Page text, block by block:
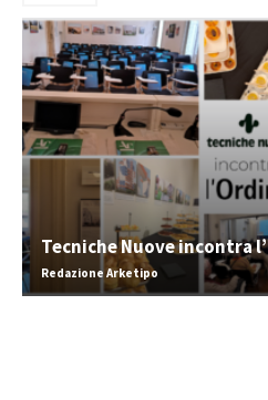
Tecniche Nuove incontra
Redazione Arketipo